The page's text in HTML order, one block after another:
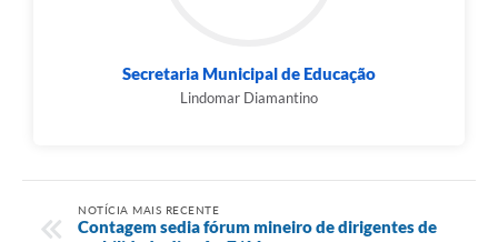
Secretaria Municipal de Educação
Lindomar Diamantino
NOTÍCIA MAIS RECENTE
Contagem sedia fórum mineiro de dirigentes de